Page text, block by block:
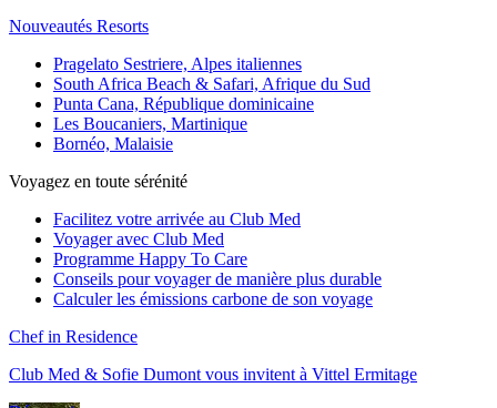
Nouveautés Resorts
Pragelato Sestriere, Alpes italiennes
South Africa Beach & Safari, Afrique du Sud
Punta Cana, République dominicaine
Les Boucaniers, Martinique
Bornéo, Malaisie
Voyagez en toute sérénité
Facilitez votre arrivée au Club Med
Voyager avec Club Med
Programme Happy To Care
Conseils pour voyager de manière plus durable
Calculer les émissions carbone de son voyage
Chef in Residence
Club Med & Sofie Dumont vous invitent à Vittel Ermitage